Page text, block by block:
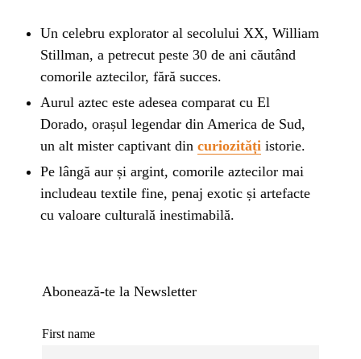
Un celebru explorator al secolului XX, William
Stillman, a petrecut peste 30 de ani căutând
comorile aztecilor, fără succes.
Aurul aztec este adesea comparat cu El
Dorado, orașul legendar din America de Sud,
un alt mister captivant din curiozități istorie.
Pe lângă aur și argint, comorile aztecilor mai
includeau textile fine, penaj exotic și artefacte
cu valoare culturală inestimabilă.
Abonează-te la Newsletter
First name